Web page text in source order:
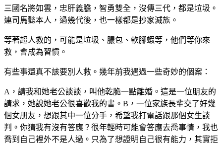
三國名將如雲，忠肝義膽，智勇雙全，沒傳三代，都是垃圾。
連司馬懿本人，過幾代後，也一樣都是抄家滅族。
等著超人救的，可能是垃圾、膿包、軟腳蝦等，他們等你來
救，會成為習慣。
有些事還真不該要別人救。幾年前我遇過一些奇妙的個案：
A，請我和她老公談談，叫他乾脆一點離婚。這是一位朋友的
請求，她說她老公很喜歡我的書。B，一位家族長輩交了好幾
個女朋友，想跟其中一位分手，希望我打電話跟那個女生談
判。你猜我有沒有答應？很年輕時可能會答應去喬事情，我也
喬到自己裡外不是人過。只為了想證明自己很有能力，其實拒